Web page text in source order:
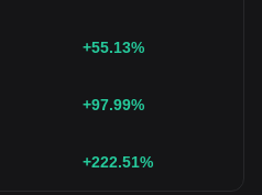
+55.13%
+97.99%
+222.51%